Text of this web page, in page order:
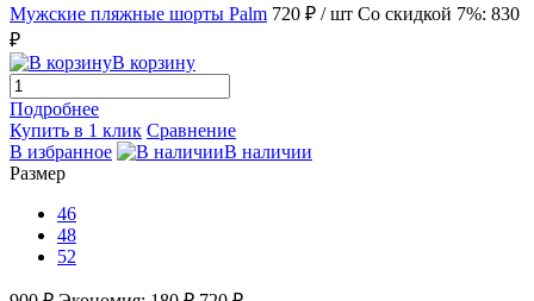
Мужские пляжные шорты Palm 720 ₽ / шт Со скидкой 7%: 830
₽
В корзину
Подробнее
Купить в 1 клик Сравнение
В избранное
В наличии
Размер
46
48
52